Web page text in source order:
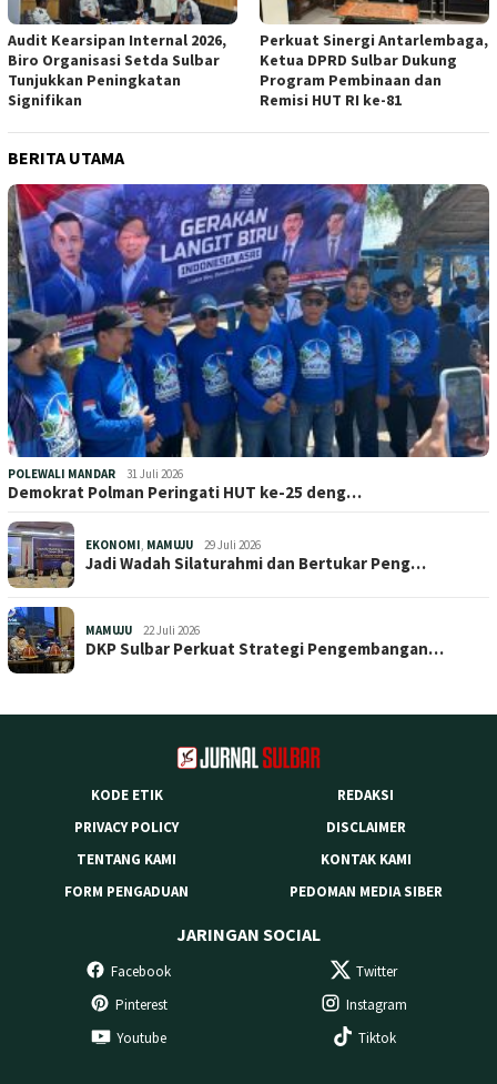
Audit Kearsipan Internal 2026,
Biro Organisasi Setda Sulbar
Tunjukkan Peningkatan
Signifikan
Perkuat Sinergi Antarlembaga,
Ketua DPRD Sulbar Dukung
Program Pembinaan dan
Remisi HUT RI ke-81
BERITA UTAMA
POLEWALI MANDAR 31 Juli 2026
Demokrat Polman Peringati HUT ke-25 deng…
EKONOMI, MAMUJU 29 Juli 2026
Jadi Wadah Silaturahmi dan Bertukar Peng…
MAMUJU 22 Juli 2026
DKP Sulbar Perkuat Strategi Pengembangan…
KODE ETIK
REDAKSI
PRIVACY POLICY
DISCLAIMER
TENTANG KAMI
KONTAK KAMI
FORM PENGADUAN
PEDOMAN MEDIA SIBER
JARINGAN SOCIAL
Facebook
Twitter
Pinterest
Instagram
Youtube
Tiktok